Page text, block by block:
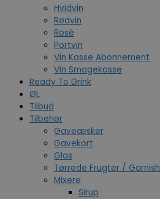
Hvidvin
Rødvin
Rosé
Portvin
Vin Kasse Abonnement
Vin Smagekasse
Ready To Drink
ØL
Tilbud
Tilbehør
Gaveæsker
Gavekort
Glas
Tørrede Frugter / Garnish
Mixere
Sirup